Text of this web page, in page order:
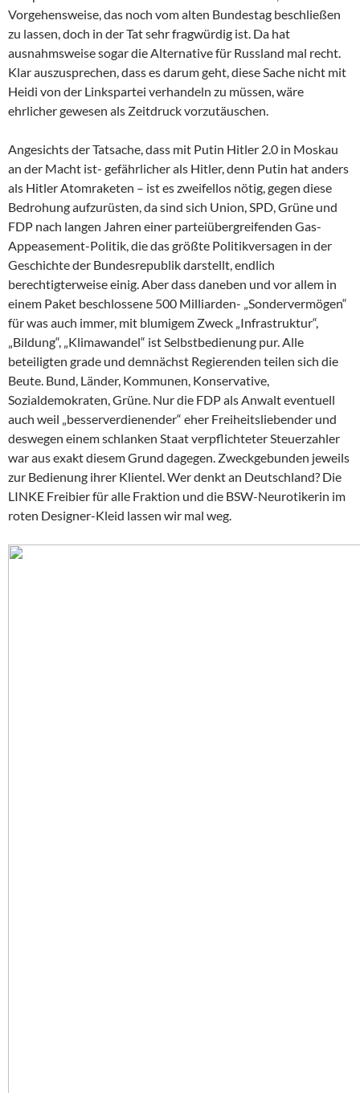
Vorgehensweise, das noch vom alten Bundestag beschließen
zu lassen, doch in der Tat sehr fragwürdig ist. Da hat
ausnahmsweise sogar die Alternative für Russland mal recht.
Klar auszusprechen, dass es darum geht, diese Sache nicht mit
Heidi von der Linkspartei verhandeln zu müssen, wäre
ehrlicher gewesen als Zeitdruck vorzutäuschen.
Angesichts der Tatsache, dass mit Putin Hitler 2.0 in Moskau
an der Macht ist- gefährlicher als Hitler, denn Putin hat anders
als Hitler Atomraketen – ist es zweifellos nötig, gegen diese
Bedrohung aufzurüsten, da sind sich Union, SPD, Grüne und
FDP nach langen Jahren einer parteiübergreifenden Gas-
Appeasement-Politik, die das größte Politikversagen in der
Geschichte der Bundesrepublik darstellt, endlich
berechtigterweise einig. Aber dass daneben und vor allem in
einem Paket beschlossene 500 Milliarden- „Sondervermögen“
für was auch immer, mit blumigem Zweck „Infrastruktur“,
„Bildung“, „Klimawandel“ ist Selbstbedienung pur. Alle
beteiligten grade und demnächst Regierenden teilen sich die
Beute. Bund, Länder, Kommunen, Konservative,
Sozialdemokraten, Grüne. Nur die FDP als Anwalt eventuell
auch weil „besserverdienender“ eher Freiheitsliebender und
deswegen einem schlanken Staat verpflichteter Steuerzahler
war aus exakt diesem Grund dagegen. Zweckgebunden jeweils
zur Bedienung ihrer Klientel. Wer denkt an Deutschland? Die
LINKE Freibier für alle Fraktion und die BSW-Neurotikerin im
roten Designer-Kleid lassen wir mal weg.